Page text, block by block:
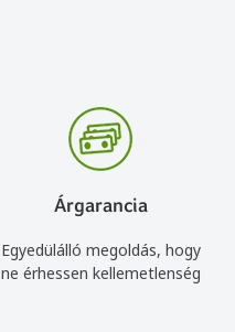
Árgarancia
Egyedülálló megoldás, hogy
ne érhessen kellemetlenség